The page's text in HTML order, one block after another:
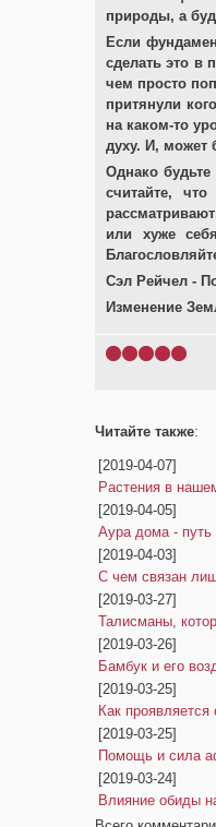
природы, а
Если
сделать это в
чем просто
притянули
на каком-то
духу. И, может
Однако будьте
считайте,
или хуже
Сэл Рейчел -
Изменение
Читайте также:
[2019-04-07]
Растения в
[2019-04-05]
Аура дома - путь
[2019-04-03]
С чем связан
[2019-03-27]
Талисманы,
[2019-03-26]
Бамбук и его
[2019-03-25]
Как проявляется
[2019-03-25]
Помощь и сила
[2019-03-24]
Влияние обиды